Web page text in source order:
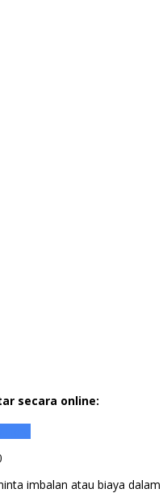
secara online:
imbalan atau biaya dalam